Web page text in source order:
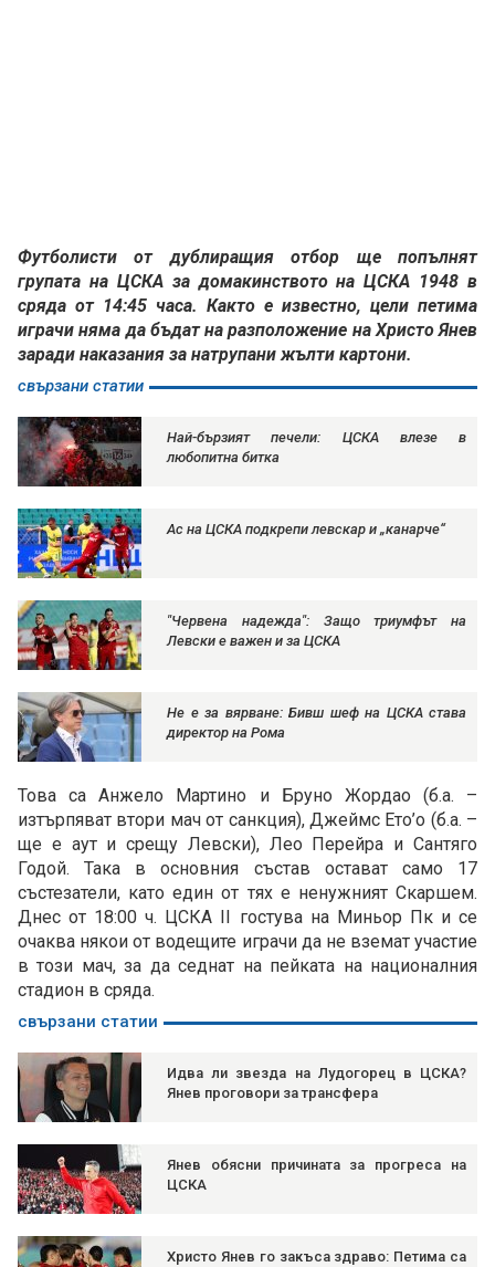
Футболисти от дублиращия отбор ще попълнят
групата на ЦСКА за домакинството на ЦСКА 1948 в
сряда от 14:45 часа. Както е известно, цели петима
играчи няма да бъдат на разположение на Христо Янев
заради наказания за натрупани жълти картони.
свързани статии
Най-бързият печели: ЦСКА влезе в
любопитна битка
Ас на ЦСКА подкрепи левскар и „канарче“
"Червена надежда": Защо триумфът на
Левски е важен и за ЦСКА
Не е за вярване: Бивш шеф на ЦСКА става
директор на Рома
Това са Анжело Мартино и Бруно Жордао (б.а. –
изтърпяват втори мач от санкция), Джеймс Ето’о (б.а. –
ще е аут и срещу Левски), Лео Перейра и Сантяго
Годой. Така в основния състав остават само 17
състезатели, като един от тях е ненужният Скаршем.
Днес от 18:00 ч. ЦСКА II гостува на Миньор Пк и се
очаква някои от водещите играчи да не вземат участие
в този мач, за да седнат на пейката на националния
стадион в сряда.
свързани статии
Идва ли звезда на Лудогорец в ЦСКА?
Янев проговори за трансфера
Янев обясни причината за прогреса на
ЦСКА
Христо Янев го закъса здраво: Петима са